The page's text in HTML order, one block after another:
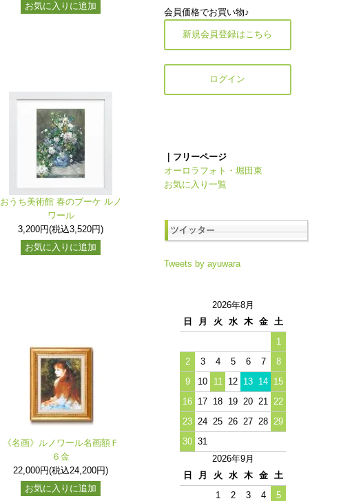
お気に入りに追加
おうち美術館 春のブーケ ルノ
ワール
3,200円(税込3,520円)
お気に入りに追加
《名画》ルノワール名画額Ｆ
６金
22,000円(税込24,200円)
お気に入りに追加
会員価格でお買い物♪
新規会員登録はこちら
ログイン
｜フリーページ
オーロラフォト・堀田東
お気に入り一覧
Tweets by ayuwara
2026年8月
日
月 火 水 木 金
土
1
2
3 4 5 6 7
8
9
10 11 12 13 14 15
16 17 18 19 20 21
22
23 24 25 26 27 28 29
30 31
2026年9月
日
月 火 水 木 金
土
1
2 3 4
5